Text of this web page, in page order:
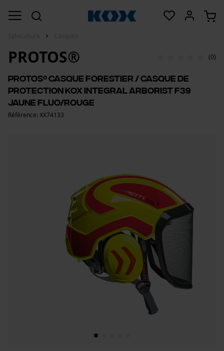
PROTOS® (0)
PROTOS® Casque forestier / casque de
protection KOX Integral Arborist F39
jaune fluo/rouge
Référence: XX74133